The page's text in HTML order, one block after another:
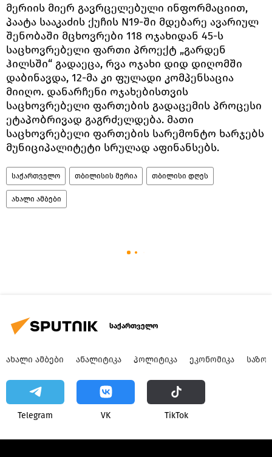
მერიის მიერ გავრცელებული ინფორმაციით,
პაატა სააკაძის ქუჩის N19-ში მდებარე ავარიულ
შენობაში მცხოვრები 118 ოჯახიდან 45-ს
საცხოვრებელი ფართი პროექტ „გარდენ
ჰილსში“ გადაეცა, რვა ოჯახი დიდ დიღომში
დაბინავდა, 12-მა კი ფულადი კომპენსაცია
მიიღო. დანარჩენი ოჯახებისთვის
საცხოვრებელი ფართების გადაცემის პროცესი
ეტაპობრივად გაგრძელდება. მათი
საცხოვრებელი ფართების სარემონტო ხარჯებს
მუნიციპალიტეტი სრულად აფინანსებს.
საქართველო თბილისის მერია თბილისი დღეს
ახალი ამბები
საქართველო
ᲐᲮᲐᲚᲘ ᲐᲛᲑᲔᲑᲘ ᲐᲜᲐᲚᲘᲢᲘᲙᲐ ᲞᲝᲚᲘᲢᲘᲙᲐ ᲔᲙᲝᲜᲝᲛᲘᲙᲐ
Telegram VK ТikТоk